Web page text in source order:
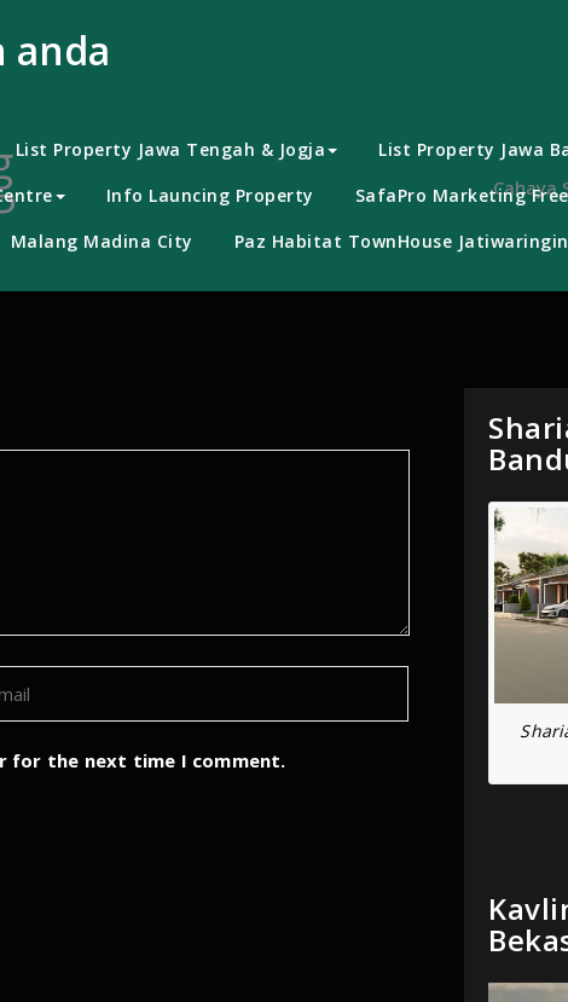
anda
List Property Jawa Tengah & Jogja
List Property Jawa
Info Launcing Property
SafaPro Marketing
Malang Madina City Paz Habitat TownHouse
Cahaya
for the next time I comment.